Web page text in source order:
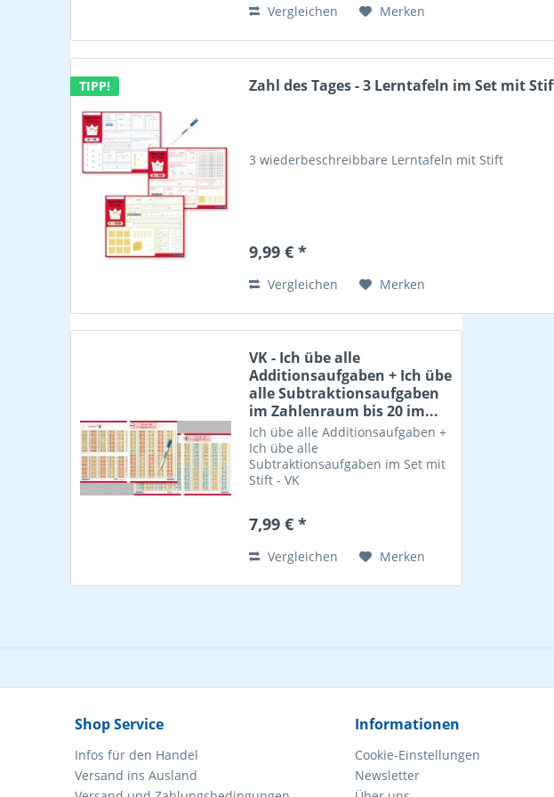
Vergleichen Merken
TIPP! Zahl des Tages - 3 Lerntafeln im Set mit
3 wiederbeschreibbare Lerntafeln mit Stift
9,99 € *
Vergleichen Merken
VK - Ich übe alle
Additionsaufgaben + Ich übe
alle Subtraktionsaufgaben
im Zahlenraum bis 20 im...
Ich übe alle Additionsaufgaben +
Ich übe alle
Subtraktionsaufgaben im Set mit
Stift - VK
7,99 € *
Vergleichen Merken
Shop Service
Infos für den Handel
Versand ins Ausland
Informationen
Cookie-Einstellungen
Newsletter